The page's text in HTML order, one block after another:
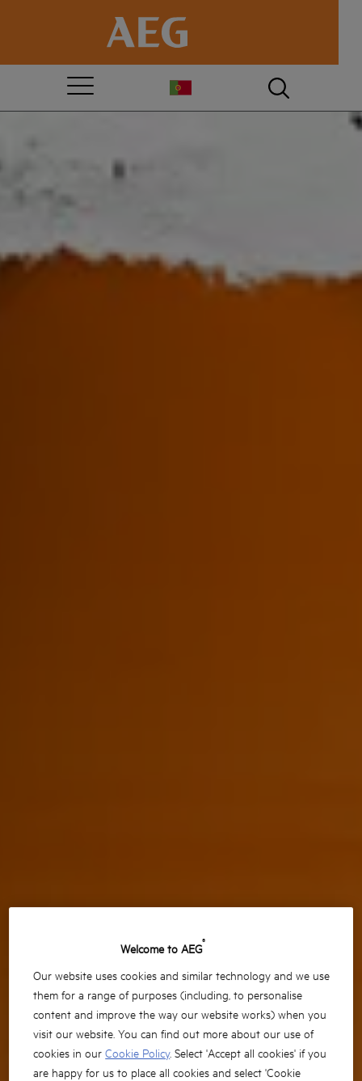
Welcome to AEG®
Our website uses cookies and similar technology and we use
them for a range of purposes (including, to personalise
content and improve the way our website works) when you
visit our website. You can find out more about our use of
cookies in ourCookie Policy. Select 'Accept all cookies' if you
are happy for us to place all cookies and select 'Cookie